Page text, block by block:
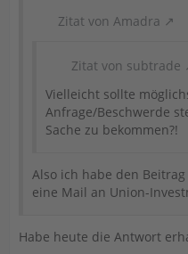
Zitat von Amadra
Zitat von subtrade
Vielleicht sollte
Anfrage/Beschwerde
Sache zu bekommen?!
Also ich habe den
eine Mail an Union-
Habe heute die Antwort